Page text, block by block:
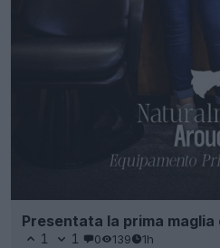
Presentata la prima maglia
1 1 0 139 1h